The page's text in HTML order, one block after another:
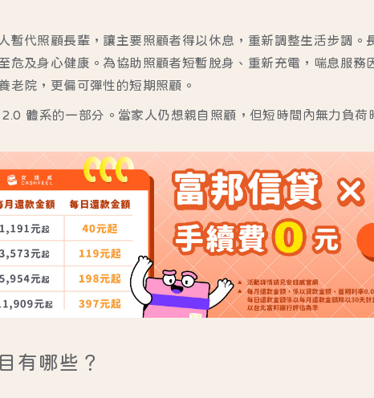
暫代照顧長輩，讓主要照顧者得以休息，重新調整生活步調。
危及身心健康。為協助照顧者短暫脫身、重新充電，喘息服務
老院，更偏可彈性的短期照顧。
體系的一部分。當家人仍想親自照顧，但短時間內無力負荷
有哪些？